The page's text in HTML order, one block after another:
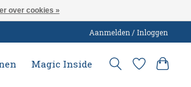
Aanmelden / Inloggen
Magic Inside
over cookies »